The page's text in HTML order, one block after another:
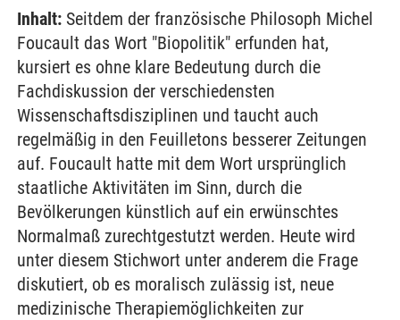
Inhalt: Seitdem der französische Philosoph Michel
Foucault das Wort "Biopolitik" erfunden hat,
kursiert es ohne klare Bedeutung durch die
Fachdiskussion der verschiedensten
Wissenschaftsdisziplinen und taucht auch
regelmäßig in den Feuilletons besserer Zeitungen
auf. Foucault hatte mit dem Wort ursprünglich
staatliche Aktivitäten im Sinn, durch die
Bevölkerungen künstlich auf ein erwünschtes
Normalmaß zurechtgestutzt werden. Heute wird
unter diesem Stichwort unter anderem die Frage
diskutiert, ob es moralisch zulässig ist, neue
medizinische Therapiemöglichkeiten zur